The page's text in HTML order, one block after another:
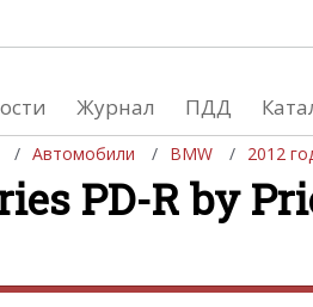
Журнал ПДД
Автомобили BMW 2012
PD-R by
и автомобили
Список